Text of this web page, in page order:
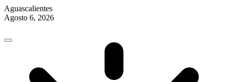
Aguascalientes
Agosto 6, 2026
content